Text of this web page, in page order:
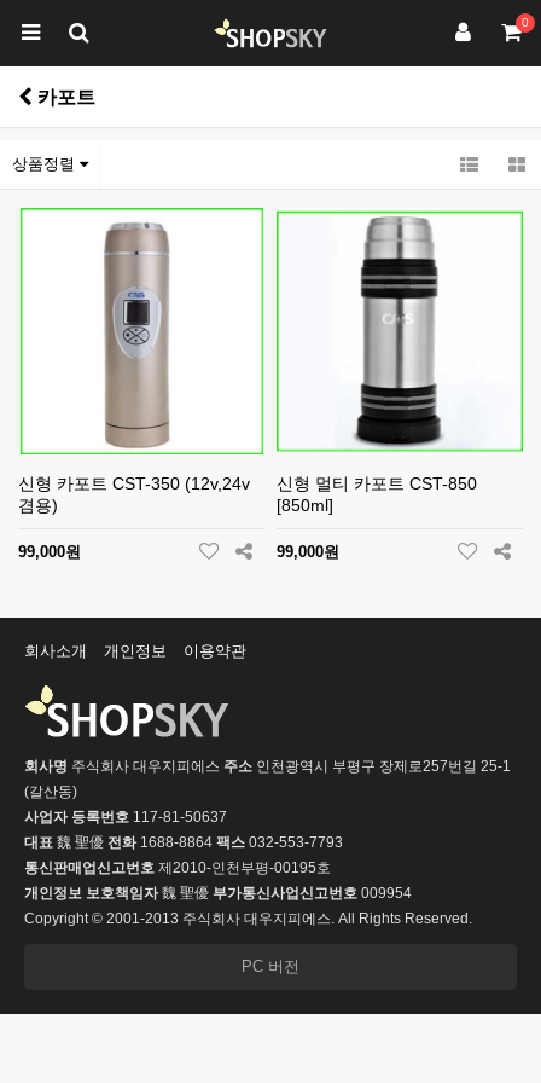
0
카포트
상품정렬
신형 카포트 CST-350 (12v,24v
겸용)
99,000원
신형 멀티 카포트 CST-850
[850ml]
99,000원
회사소개 개인정보 이용약관
회사명 주식회사 대우지피에스 주소 인천광역시 부평구 장제로257번길 25-1
(갈산동)
사업자 등록번호 117-81-50637
대표 魏 聖優 전화1688-8864 팩스 032-553-7793
통신판매업신고번호 제2010-인천부평-00195호
개인정보 보호책임자魏 聖優 부가통신사업신고번호 009954
Copyright © 2001-2013 주식회사 대우지피에스. All Rights Reserved.
PC 버전